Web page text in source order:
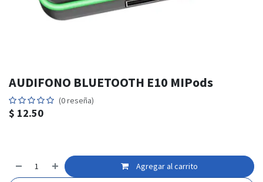
AUDIFONO BLUETOOTH E10 MIPods
(0 reseña)
$ 12.50
Agregar al carrito